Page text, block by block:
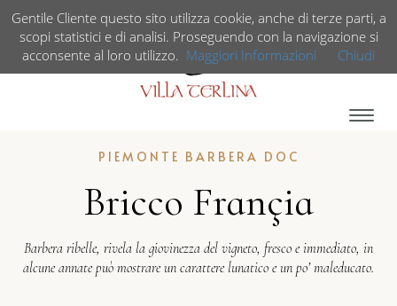
IT /EN
PIEMONTE BARBERA DOC
Bricco Françia
Barbera ribelle, rivela la giovinezza del vigneto, fresco e immediato, in
alcune annate può mostrare un carattere lunatico e un po’ maleducato.
Gentile Cliente questo sito utilizza cookie, anche di terze parti, a
scopi statistici e di analisi. Proseguendo con la navigazione si
acconsente al loro utilizzo. Maggiori Informazioni Chiudi